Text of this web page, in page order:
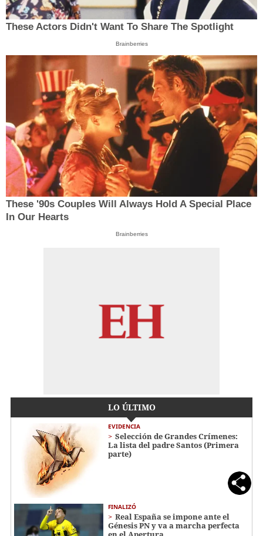
These Actors Didn't Want To Share The Spotlight
Brainberries
These '90s Couples Will Always Hold A Special Place
In Our Hearts
Brainberries
LO ÚLTIMO
EVIDENCIA
Selección de Grandes Crímenes:
La lista del padre Santos (Primera
parte)
FINALIZÓ
Real España se impone ante el
Génesis PN y va a marcha perfecta